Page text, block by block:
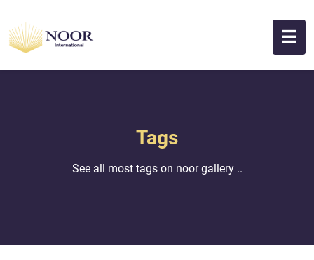
Tags
See all most tags on noor gallery ..